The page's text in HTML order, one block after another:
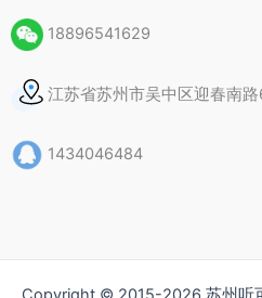
18896541629
江苏省苏州市吴中区迎春南
1434046484